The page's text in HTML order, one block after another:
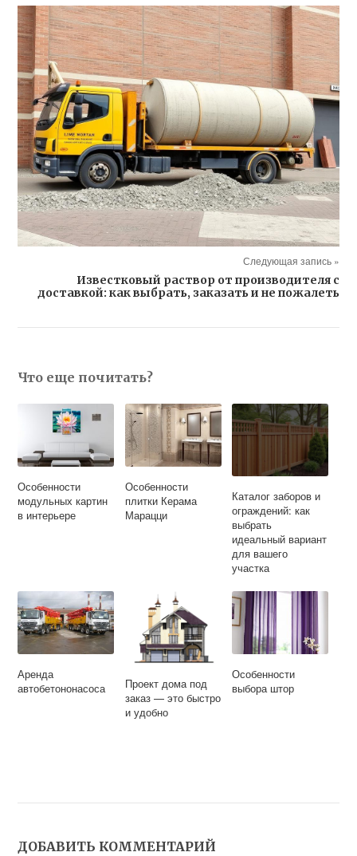
Следующая запись »
Известковый раствор от производителя с
доставкой: как выбрать, заказать и не пожалеть
Что еще почитать?
Особенности
модульных картин
в интерьере
Особенности
плитки Керама
Марацци
Каталог заборов и
ограждений: как
выбрать
идеальный вариант
для вашего
участка
Аренда
автобетононасоса
Проект дома под
заказ — это быстро
и удобно
Особенности
выбора штор
ДОБАВИТЬ КОММЕНТАРИЙ